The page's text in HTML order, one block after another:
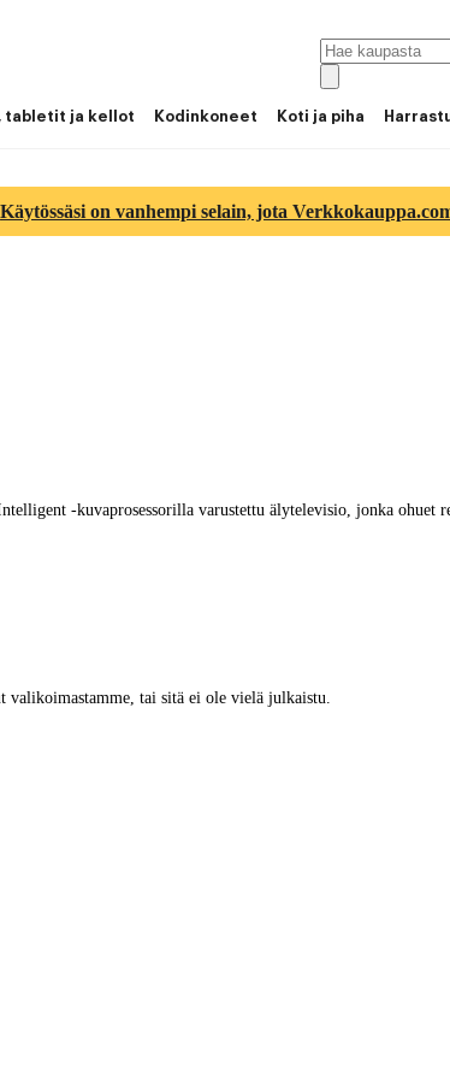
tabletit ja kellot Kodinkoneet Koti ja piha
Käytössäsi on vanhempi selain, jota
-kuvaprosessorilla varustettu älytelevisio, jonka ohuet
valikoimastamme, tai sitä ei ole vielä julkaistu.